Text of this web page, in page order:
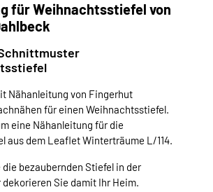
für Weihnachtsstiefel von
Nähanleitung von Fingerhut
für einen Weihnachtsstiefel.
eine Nähanleitung für die
aus dem Leaflet Winterträume L/114.
bezaubernden Stiefel in der
Sie damit Ihr Heim.